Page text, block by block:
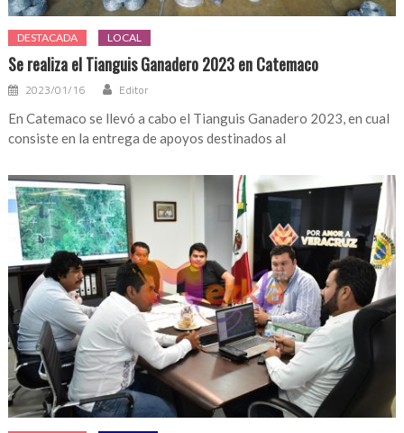
DESTACADA LOCAL
Se realiza el Tianguis Ganadero 2023 en Catemaco
2023/01/16 Editor
En Catemaco se llevó a cabo el Tianguis Ganadero 2023, en cual
consiste en la entrega de apoyos destinados al